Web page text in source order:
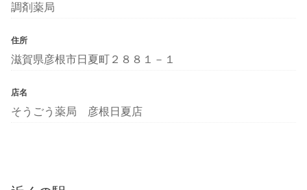
調剤薬局
住所
滋賀県彦根市日夏町２８８１－１
店名
そうごう薬局 彦根日夏店